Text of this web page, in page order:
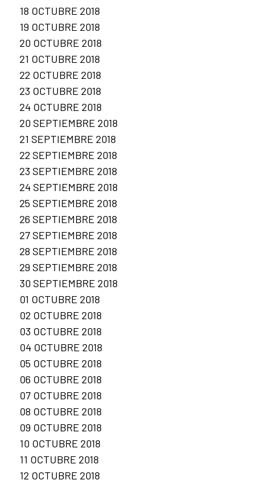
18 OCTUBRE 2018
19 OCTUBRE 2018
20 OCTUBRE 2018
21 OCTUBRE 2018
22 OCTUBRE 2018
23 OCTUBRE 2018
24 OCTUBRE 2018
20 SEPTIEMBRE 2018
21 SEPTIEMBRE 2018
22 SEPTIEMBRE 2018
23 SEPTIEMBRE 2018
24 SEPTIEMBRE 2018
25 SEPTIEMBRE 2018
26 SEPTIEMBRE 2018
27 SEPTIEMBRE 2018
28 SEPTIEMBRE 2018
29 SEPTIEMBRE 2018
30 SEPTIEMBRE 2018
01 OCTUBRE 2018
02 OCTUBRE 2018
03 OCTUBRE 2018
04 OCTUBRE 2018
05 OCTUBRE 2018
06 OCTUBRE 2018
07 OCTUBRE 2018
08 OCTUBRE 2018
09 OCTUBRE 2018
10 OCTUBRE 2018
11 OCTUBRE 2018
12 OCTUBRE 2018